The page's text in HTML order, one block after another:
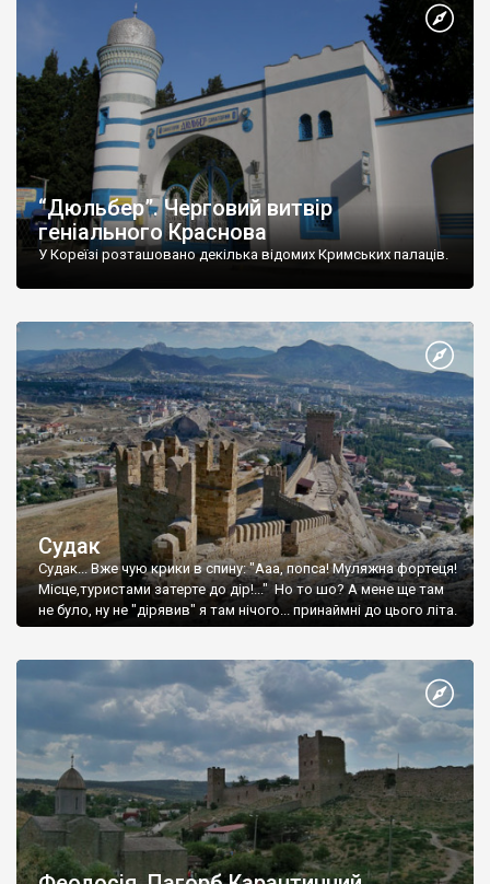
“Дюльбер”. Черговий витвір
геніального Краснова
У Кореїзі розташовано декілька відомих Кримських палаців.
Судак
Судак... Вже чую крики в спину: "Ааа, попса! Муляжна фортеця!
Місце,туристами затерте до дір!..." Но то шо? А мене ще там
не було, ну не "дірявив" я там нічого... принаймні до цього літа.